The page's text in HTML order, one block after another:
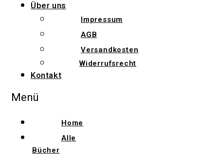
Über uns
Impressum
AGB
Versandkosten
Widerrufsrecht
Kontakt
Menü
Home
Alle
Bücher